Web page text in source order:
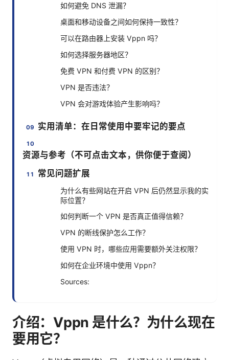
如何避免 DNS 泄漏？
桌面和移动设备之间如何保持一致性？
可以在路由器上安装 Vppn 吗？
如何选择服务器地区？
免费 VPN 和付费 VPN 的区别？
VPN 是否违法？
VPN 会对游戏体验产生影响吗？
实用清单：在日常使用中要牢记的要点
资源与参考（不可点击文本，供你便于查阅）
常见问题扩展
为什么有些网站在开启 VPN 后仍然显示我的实
际位置？
如何判断一个 VPN 是否真正值得信赖？
VPN 的断线保护怎么工作？
使用 VPN 时，哪些应用需要额外关注权限？
如何在企业环境中使用 Vppn？
Sources:
介绍：Vppn 是什么？为什么现在
要用它？